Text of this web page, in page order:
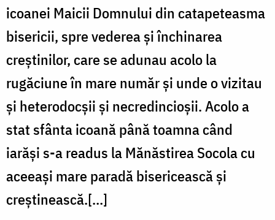
icoanei Maicii Domnului din catapeteasma
bisericii, spre vederea şi închinarea
creştinilor, care se adunau acolo la
rugăciune în mare număr şi unde o vizitau
şi heterodocşii şi necredincioşii. Acolo a
stat sfânta icoană până toamna când
iarăşi s-a readus la Mănăstirea Socola cu
aceeaşi mare paradă bisericească şi
creştinească.[…]